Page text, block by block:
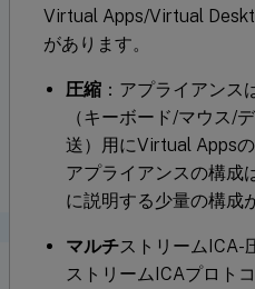
Virtual Apps/Virtual
があります。
圧縮 ：アプライアン
（キーボード/マウス/
送）用にVirtual Apps
アプライアンスの構成
に説明する少量の構成
マルチストリームICA-
ストリームICAプロト